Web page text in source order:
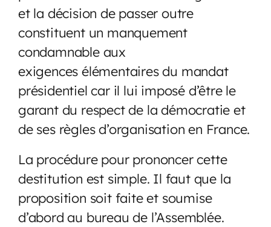
et la décision de passer outre
constituent un manquement
condamnable aux
exigences élémentaires du mandat
présidentiel car il lui imposé d’être le
garant du respect de la démocratie et
de ses règles d’organisation en France.
La procédure pour prononcer cette
destitution est simple. Il faut que la
proposition soit faite et soumise
d’abord au bureau de l’Assemblée.